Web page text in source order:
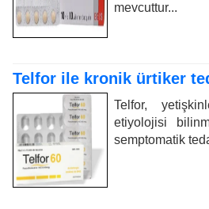
mevcuttur...
Telfor ile kronik ürtiker
Telfor,
etiyolojisi
semptomatik